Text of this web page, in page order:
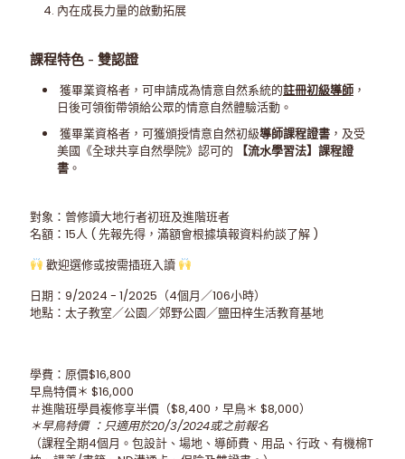
內在成長力量的啟動拓展
課程特色 - 雙認證
獲畢業資格者，可申請成為情意自然系統的註冊初級導師 ，
日後可領銜帶領給公眾的情意自然體驗活動。
獲畢業資格者，可獲頒授情意自然初級導師課程證書 ，及受
美國《全球共享自然學院》認可的 【流水學習法】課程證
書 。
對象：曾修讀大地行者初班及進階班者
名額：15人 ( 先報先得，滿額會根據填報資料約談了解 )
歡迎選修或按需插班入讀
日期：9/2024 - 1/2025（4個月／106小時）
地點：太子教室／公園／郊野公園／鹽田梓生活教育基地
學費：原價$16,800
早鳥特價＊ $16,000
＃進階班學員複修享半價（$8,400，早鳥＊ $8,000）
＊早鳥特價 ：只適用於20/3/2024或之前報名
（課程全期4個月。包設計、場地、導師費、用品、行政、有機棉T